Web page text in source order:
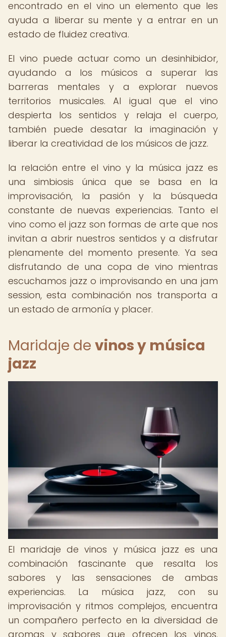
encontrado en el vino un elemento que les
ayuda a liberar su mente y a entrar en un
estado de fluidez creativa.
El vino puede actuar como un desinhibidor,
ayudando a los músicos a superar las
barreras mentales y a explorar nuevos
territorios musicales. Al igual que el vino
despierta los sentidos y relaja el cuerpo,
también puede desatar la imaginación y
liberar la creatividad de los músicos de jazz.
la relación entre el vino y la música jazz es
una simbiosis única que se basa en la
improvisación, la pasión y la búsqueda
constante de nuevas experiencias. Tanto el
vino como el jazz son formas de arte que nos
invitan a abrir nuestros sentidos y a disfrutar
plenamente del momento presente. Ya sea
disfrutando de una copa de vino mientras
escuchamos jazz o improvisando en una jam
session, esta combinación nos transporta a
un estado de armonía y placer.
Maridaje de vinos y música
jazz
El maridaje de vinos y música jazz es una
combinación fascinante que resalta los
sabores y las sensaciones de ambas
experiencias. La música jazz, con su
improvisación y ritmos complejos, encuentra
un compañero perfecto en la diversidad de
aromas y sabores que ofrecen los vinos.